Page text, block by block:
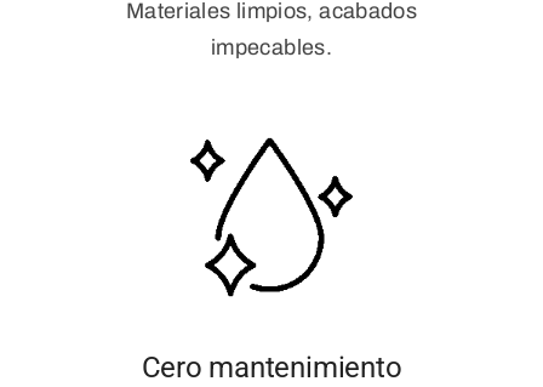
Materiales limpios, acabados
impecables.
Cero mantenimiento